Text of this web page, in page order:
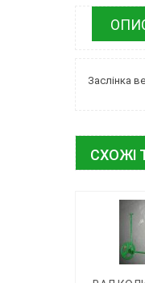
Заслінка
СХОЖІ